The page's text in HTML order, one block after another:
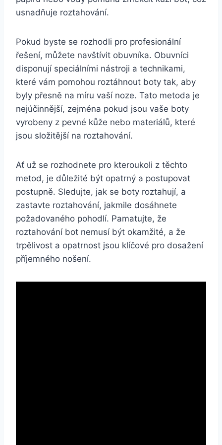
usnadňuje roztahování.
Pokud byste se rozhodli pro profesionální
⁢řešení, ⁢můžete⁣ navštívit ⁢obuvníka. Obuvníci‌
disponují speciálními nástroji a technikami,
které vám pomohou⁣ roztáhnout boty tak, aby
byly přesně na míru vaší ‍noze.​ Tato ⁢metoda ‌je⁤
nejúčinnější,‌ zejména pokud ‌jsou vaše ⁣boty
vyrobeny z pevné kůže nebo materiálů,⁣ které
⁤jsou​ složitější ‌na roztahování.
Ať už​ se rozhodnete pro⁢ kteroukoli ⁣z těchto
⁤metod, je důležité být opatrný a postupovat
postupně. Sledujte,​ jak se boty roztahují, ​a
zastavte roztahování, jakmile dosáhnete
požadovaného‌ pohodlí. Pamatujte,⁢ že
roztahování bot⁤ nemusí⁢ být okamžité, a že
trpělivost a opatrnost jsou klíčové​ pro dosažení
⁤příjemného nošení.